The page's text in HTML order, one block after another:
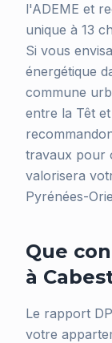
l'ADEME et
unique à 13
Si vous
énergétique
commune
entre la Têt
travaux pour
valorisera
Pyrénées-
Que
à
Le rapport
votre